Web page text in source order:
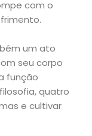
com o
um ato
seu corpo
função
quatro
e cultivar